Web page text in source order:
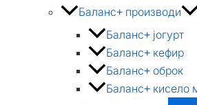
Баланс+ производи
Баланс+ јогурт
Баланс+ кефир
Баланс+ оброк
Баланс+ кисело